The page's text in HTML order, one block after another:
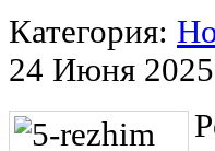
Категория:
24 Июня 2025